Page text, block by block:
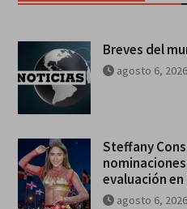
Breves del
agosto 6, 2026
Steffany
evaluación
agosto 6, 2026